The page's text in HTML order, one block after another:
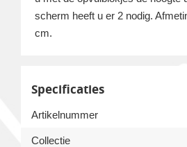
scherm heeft u er 2 nodig.
cm.
Specificaties
Artikelnummer
Collectie